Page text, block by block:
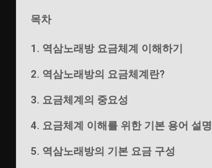
목차
1. 역삼노래방 요금체계 이해하기
2. 역삼노래방의 요금체계란?
3. 요금체계의 중요성
4. 요금체계 이해를 위한 기본 용어 설명
5. 역삼노래방의 기본 요금 구성